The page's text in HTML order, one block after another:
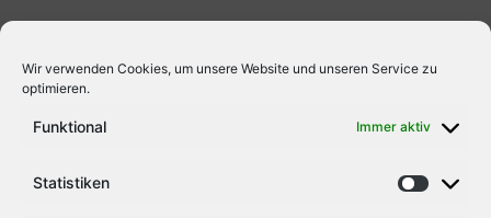
Wir verwenden Cookies, um unsere Website und unseren Service zu
optimieren.
Funktional Immer aktiv
Statistiken